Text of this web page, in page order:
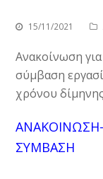
15/11/2021
Ανακοίνωση
σύμβαση
χρόνου
ΣΥΜΒΑΣΗ